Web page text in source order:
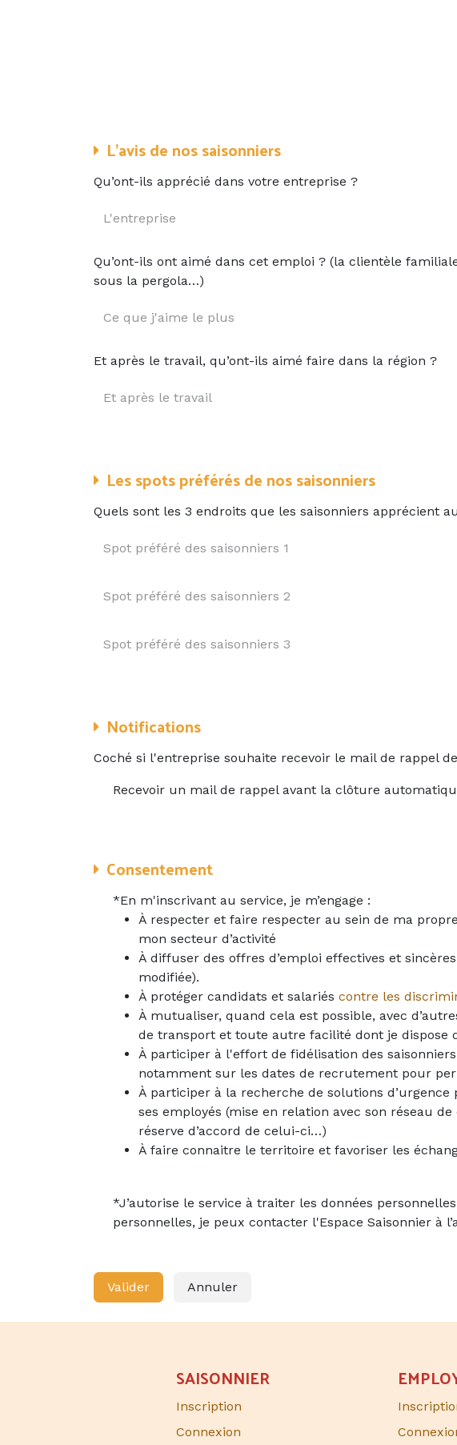
L’avis de nos saisonniers
Qu’ont-ils apprécié dans votre entreprise ?
Qu’ont-ils ont aimé dans cet emploi ? (la clientèle
sous la pergola…)
Et après le travail, qu’ont-ils aimé faire dans la région ?
Les spots préférés de nos saisonniers
Quels sont les 3 endroits que les saisonniers apprécient
Notifications
Coché si l'entreprise souhaite recevoir le mail de rappel
Recevoir un mail de rappel avant la clôture
Consentement
*En m'inscrivant au service, je m’engage :
À respecter et faire respecter au sein de ma
mon secteur d’activité
À diffuser des offres d’emploi effectives et
modifiée).
À protéger candidats et salariés contre les
À mutualiser, quand cela est possible, avec
de transport et toute autre facilité dont je dispose
À participer à l'effort de fidélisation des
notamment sur les dates de recrutement pour
À participer à la recherche de solutions
ses employés (mise en relation avec son réseau
réserve d’accord de celui-ci…)
À faire connaitre le territoire et favoriser les
*J’autorise le service à traiter les données
personnelles, je peux contacter l'Espace Saisonnier à
Valider Annuler
SAISONNIER​
Inscription
Connexion